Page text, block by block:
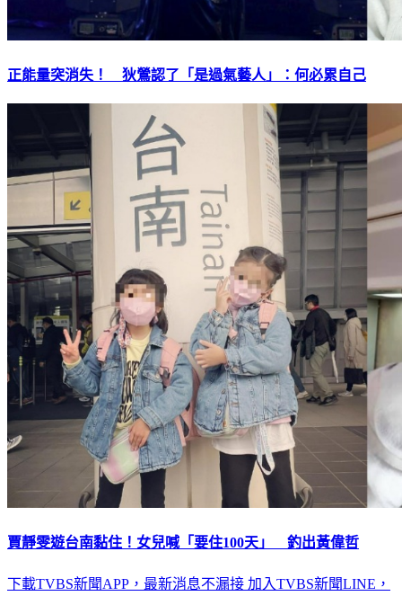
正能量突消失！ 狄鶯認了「是過氣藝人」：何必累自己
賈靜雯遊台南黏住！女兒喊「要住100天」 釣出黃偉哲
下載TVBS新聞APP，最新消息不漏接 加入TVBS新聞LINE，